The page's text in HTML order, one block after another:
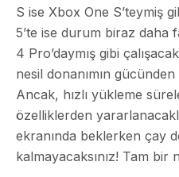
S ise Xbox One S’teymiş
5’te ise durum biraz daha
4 Pro’daymış gibi
nesil donanımın
Ancak, hızlı yükleme
özelliklerden
ekranında beklerken çay
kalmayacaksınız! Tam bir